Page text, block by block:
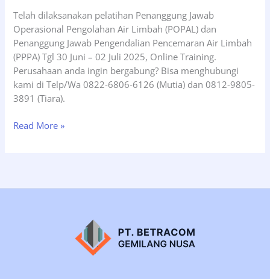
Training
Telah dilaksanakan pelatihan Penanggung Jawab
Operasional Pengolahan Air Limbah (POPAL) dan
Penanggung Jawab Pengendalian Pencemaran Air Limbah
(PPPA) Tgl 30 Juni – 02 Juli 2025, Online Training.
Perusahaan anda ingin bergabung? Bisa menghubungi
kami di Telp/Wa 0822-6806-6126 (Mutia) dan 0812-9805-
3891 (Tiara).
Pelatihan
Read More »